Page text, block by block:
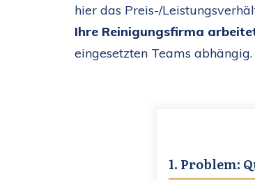
hier das Preis-/
Ihre Reinigungsfirma
eingesetzten Teams abhängig.
1. Problem: